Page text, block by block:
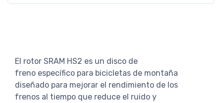
El rotor SRAM HS2 es un disco de
freno específico para bicicletas de montaña
diseñado para mejorar el rendimiento de los
frenos al tiempo que reduce el ruido y